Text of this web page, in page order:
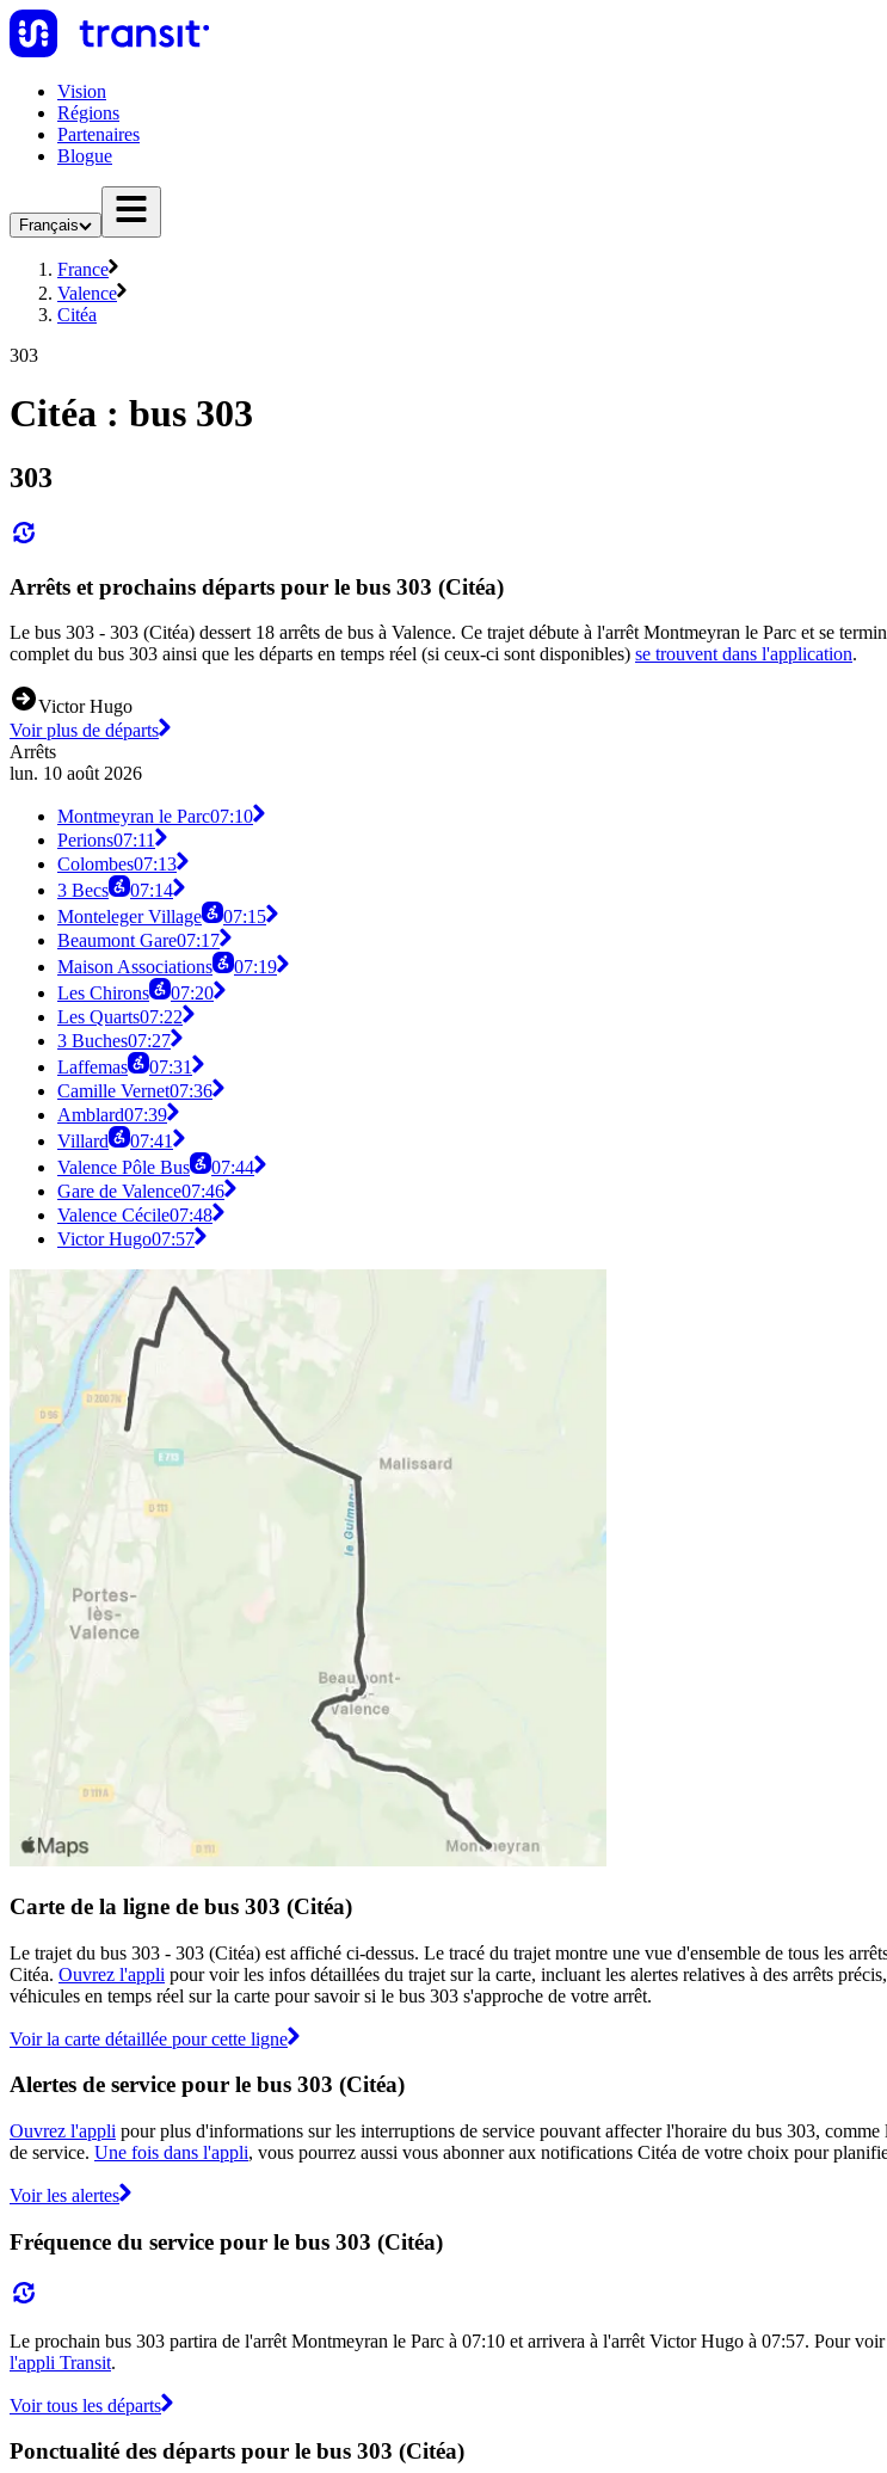
Vision
Régions
Partenaires
Blogue
Français
France
Valence
Citéa
303
Citéa : bus 303
303
Arrêts et prochains départs pour le bus 303 (Citéa)
Le bus 303 - 303 (Citéa) dessert 18 arrêts de bus à Valence. Ce trajet débute à l'arrêt Montmeyran le Parc et se
complet du bus 303 ainsi que les départs en temps réel (si ceux-ci sont disponibles) se trouvent dans l'application.
Victor Hugo
Voir plus de départs
Arrêts
lun. 10 août 2026
Montmeyran le Parc07:10
Perions07:11
Colombes07:13
3 Becs
07:14
Monteleger Village
07:15
Beaumont Gare07:17
Maison Associations
07:19
Les Chirons
07:20
Les Quarts07:22
3 Buches07:27
Laffemas
07:31
Camille Vernet07:36
Amblard07:39
Villard
07:41
Valence Pôle Bus
07:44
Gare de Valence07:46
Valence Cécile07:48
Victor Hugo07:57
Carte de la ligne de bus 303 (Citéa)
Le trajet du bus 303 - 303 (Citéa) est affiché ci-dessus. Le tracé du trajet montre une vue d'ensemble de tous les
Citéa. Ouvrez l'appli pour voir les infos détaillées du trajet sur la carte, incluant les alertes relatives à des arrêts
véhicules en temps réel sur la carte pour savoir si le bus 303 s'approche de votre arrêt.
Voir la carte détaillée pour cette ligne
Alertes de service pour le bus 303 (Citéa)
Ouvrez l'appli pour plus d'informations sur les interruptions de service pouvant affecter l'horaire du bus 303,
de service. Une fois dans l'appli, vous pourrez aussi vous abonner aux notifications Citéa de votre choix pour
Voir les alertes
Fréquence du service pour le bus 303 (Citéa)
Le prochain bus 303 partira de l'arrêt Montmeyran le Parc à 07:10 et arrivera à l'arrêt Victor Hugo à 07:57. Pour
l'appli Transit.
Voir tous les départs
Ponctualité des départs pour le bus 303 (Citéa)